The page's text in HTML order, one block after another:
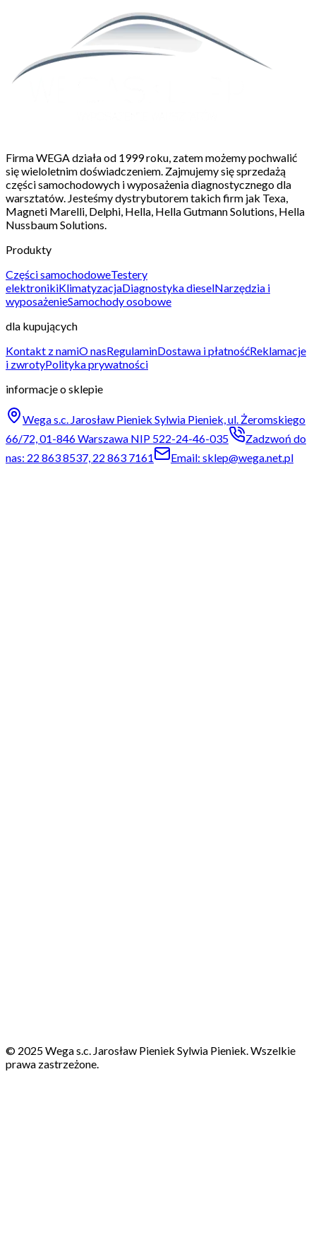
Firma WEGA działa od 1999 roku, zatem możemy pochwalić
się wieloletnim doświadczeniem. Zajmujemy się sprzedażą
części samochodowych i wyposażenia diagnostycznego dla
warsztatów. Jesteśmy dystrybutorem takich firm jak Texa,
Magneti Marelli, Delphi, Hella, Hella Gutmann Solutions, Hella
Nussbaum Solutions.
Produkty
Części samochodoweTestery
elektronikiKlimatyzacjaDiagnostyka dieselNarzędzia i
wyposażenieSamochody osobowe
dla kupujących
Kontakt z namiO nasRegulaminDostawa i płatnośćReklamacje
i zwrotyPolityka prywatności
informacje o sklepie
Wega s.c. Jarosław Pieniek Sylwia Pieniek, ul. Żeromskiego
66/72, 01-846 Warszawa NIP 522-24-46-035
Zadzwoń do
nas: 22 863 8537, 22 863 7161
Email: sklep@wega.net.pl
© 2025 Wega s.c. Jarosław Pieniek Sylwia Pieniek. Wszelkie
prawa zastrzeżone.